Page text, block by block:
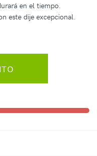
en el tiempo.
este dije excepcional.